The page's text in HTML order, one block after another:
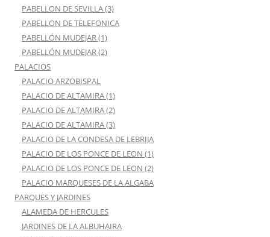
PABELLON DE SEVILLA (3)
PABELLON DE TELEFONICA
PABELLÓN MUDEJAR (1)
PABELLÓN MUDEJAR (2)
PALACIOS
PALACIO ARZOBISPAL
PALACIO DE ALTAMIRA (1)
PALACIO DE ALTAMIRA (2)
PALACIO DE ALTAMIRA (3)
PALACIO DE LA CONDESA DE LEBRIJA
PALACIO DE LOS PONCE DE LEON (1)
PALACIO DE LOS PONCE DE LEON (2)
PALACIO MARQUESES DE LA ALGABA
PARQUES Y JARDINES
ALAMEDA DE HERCULES
JARDINES DE LA ALBUHAIRA